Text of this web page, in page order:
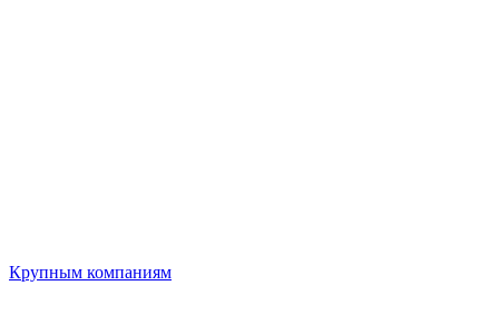
Крупным компаниям